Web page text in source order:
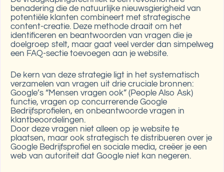
benadering die de natuurlijke nieuwsgierigheid van
potentiële klanten combineert met strategische
content-creatie. Deze methode draait om het
identificeren en beantwoorden van vragen die je
doelgroep stelt, maar gaat veel verder dan simpelweg
een FAQ-sectie toevoegen aan je website.
De kern van deze strategie ligt in het systematisch
verzamelen van vragen uit drie cruciale bronnen:
Google’s “Mensen vragen ook” (People Also Ask)
functie, vragen op concurrerende Google
Bedrijfsprofielen, en onbeantwoorde vragen in
klantbeoordelingen.
Door deze vragen niet alleen op je website te
plaatsen, maar ook strategisch te distribueren over je
Google Bedrijfsprofiel en sociale media, creëer je een
web van autoriteit dat Google niet kan negeren.